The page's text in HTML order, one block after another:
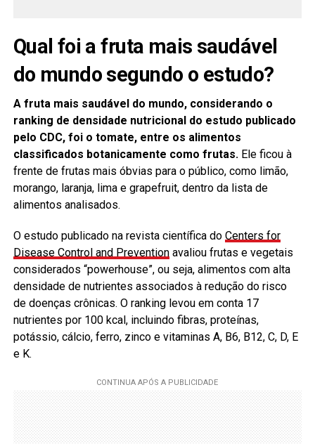
Qual foi a fruta mais saudável
do mundo segundo o estudo?
A fruta mais saudável do mundo, considerando o
ranking de densidade nutricional do estudo publicado
pelo CDC, foi o tomate, entre os alimentos
classificados botanicamente como frutas.Ele ficou à
frente de frutas mais óbvias para o público, como limão,
morango, laranja, lima e grapefruit, dentro da lista de
alimentos analisados.
O estudo publicado na revista científica do Centers for
Disease Control and Preventionavaliou frutas e vegetais
considerados “powerhouse”, ou seja, alimentos com alta
densidade de nutrientes associados à redução do risco
de doenças crônicas. O ranking levou em conta 17
nutrientes por 100 kcal, incluindo fibras, proteínas,
potássio, cálcio, ferro, zinco e vitaminas A, B6, B12, C, D, E
e K.